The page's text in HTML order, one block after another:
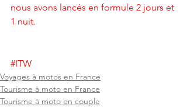
nous avons lancés en formule 2 jours et
1 nuit.
#ITW
Voyages à motos en France
Tourisme à moto en France
Tourisme à moto en couple